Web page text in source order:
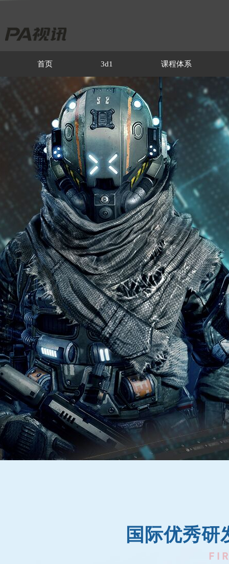
首页 3d1 课程体系
国际优秀研